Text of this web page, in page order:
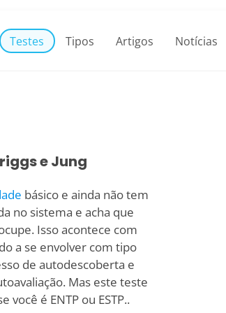
Testes Tipos Artigos Notícias
e Jung
básico e ainda não tem
no sistema e acha que
Isso acontece com
a se envolver com tipo
de autodescoberta e
Mas este teste
é ENTP ou ESTP..